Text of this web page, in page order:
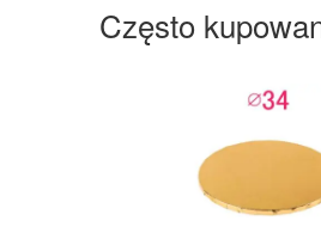
Często